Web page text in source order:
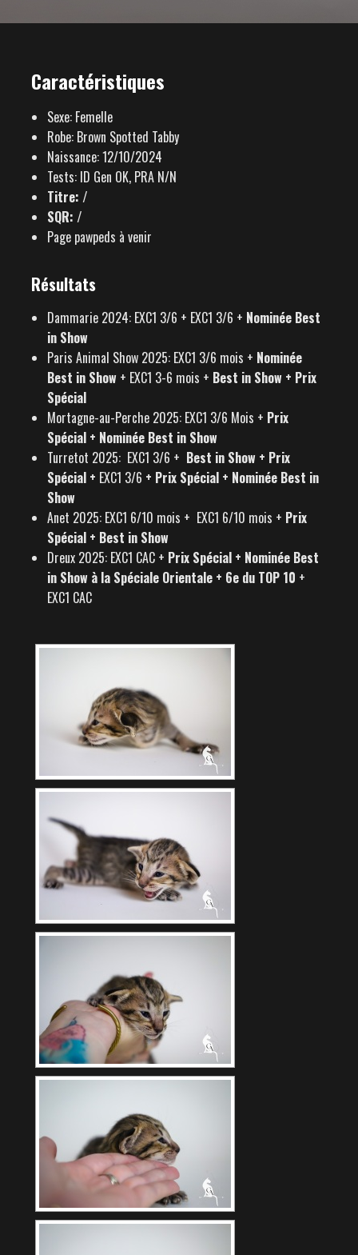
Caractéristiques
Sexe: Femelle
Robe: Brown Spotted Tabby
Naissance: 12/10/2024
Tests: ID Gen OK, PRA N/N
Titre: /
SQR: /
Page pawpeds à venir
Résultats
Dammarie 2024: EXC1 3/6 + EXC1 3/6 + Nominée Best
in Show
Paris Animal Show 2025: EXC1 3/6 mois + Nominée
Best in Show + EXC1 3-6 mois + Best in Show + Prix
Spécial
Mortagne-au-Perche 2025: EXC1 3/6 Mois + Prix
Spécial + Nominée Best in Show
Turretot 2025: EXC1 3/6 + Best in Show + Prix
Spécial + EXC1 3/6 + Prix Spécial + Nominée Best in
Show
Anet 2025: EXC1 6/10 mois + EXC1 6/10 mois + Prix
Spécial + Best in Show
Dreux 2025: EXC1 CAC + Prix Spécial + Nominée Best
in Show à la Spéciale Orientale + 6e du TOP 10 +
EXC1 CAC